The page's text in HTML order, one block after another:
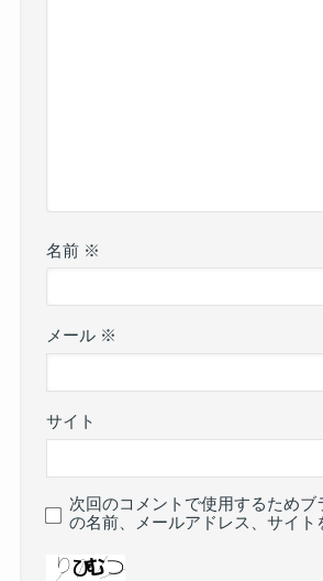
名前 ※
メール ※
サイト
次回のコメントで使用するためブ
の名前、メールアドレス、サイト